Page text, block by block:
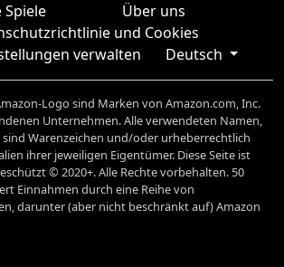
Spiele
Über uns
und Cookies
verwalten
Deutsch
Logo sind Marken von Amazon.com, Inc.
Unternehmen. Alle verwendeten Namen,
Warenzeichen und/oder urheberrechtlich
ihrer jeweiligen Eigentümer. Diese Seite ist
© 2020+. Alle Rechte vorbehalten. 50
Einnahmen durch eine Reihe von
darunter (aber nicht beschränkt auf) Amazon